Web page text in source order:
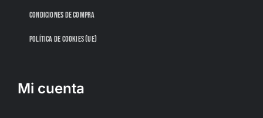
CONDICIONES DE COMPRA
POLÍTICA DE COOKIES (UE)
Mi cuenta